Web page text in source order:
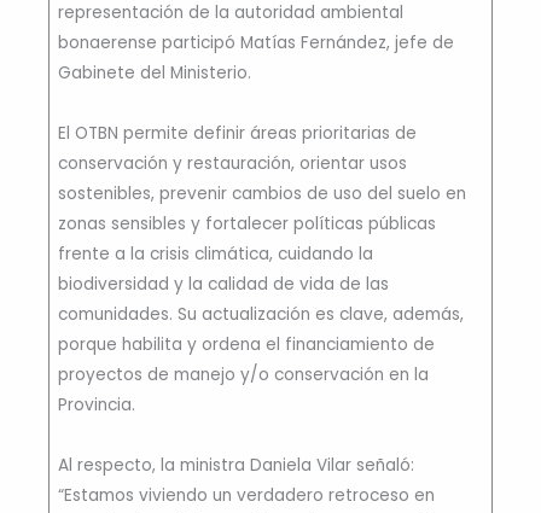
representación de la autoridad ambiental
bonaerense participó Matías Fernández, jefe de
Gabinete del Ministerio.
El OTBN permite definir áreas prioritarias de
conservación y restauración, orientar usos
sostenibles, prevenir cambios de uso del suelo en
zonas sensibles y fortalecer políticas públicas
frente a la crisis climática, cuidando la
biodiversidad y la calidad de vida de las
comunidades. Su actualización es clave, además,
porque habilita y ordena el financiamiento de
proyectos de manejo y/o conservación en la
Provincia.
Al respecto, la ministra Daniela Vilar señaló:
“Estamos viviendo un verdadero retroceso en